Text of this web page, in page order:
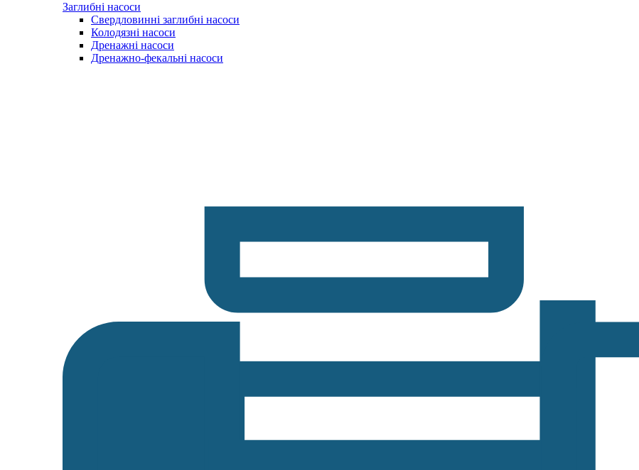
Заглибні насоси
Свердловинні заглибні насоси
Колодязні насоси
Дренажні насоси
Дренажно-фекальні насоси